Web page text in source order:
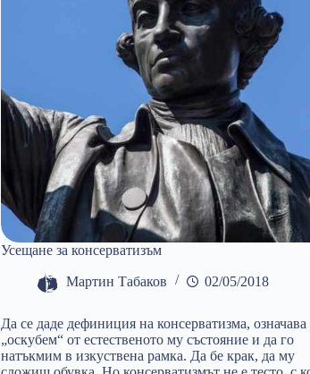
Усещане за консерватизъм
Мартин Табаков 02/05/2018
Да се даде дефиниция на консерватизма, означава
„оскубем“ от естественото му състояние и да го
натъкмим в изкуствена рамка. Да бе крак, да му